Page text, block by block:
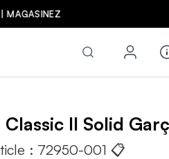
Classic II Solid
: 72950-001 📋